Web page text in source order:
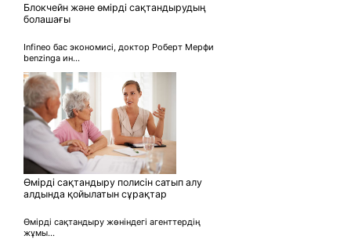
Блокчейн және өмірді сақтандырудың
болашағы
Infineo бас экономисі, доктор Роберт Мерфи
benzinga ин...
Өмірді сақтандыру полисін сатып алу
алдында қойылатын сұрақтар
Өмірді сақтандыру жөніндегі агенттердің
жұмы...